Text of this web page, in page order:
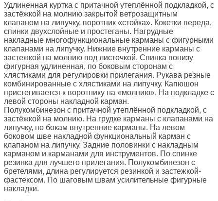
Удлиненная куртка с притачной утеплённой подкладкой, с
застёжкой на молнию закрытой ветрозащитным
клапаном на липучку, воротник «стойка». Кокетки переда,
спинки двухслойные и простеганы. Нагрудные
накладные многофункциональные карманы с фигурными
клапанами на липучку. Нижние внутренние карманы с
застежкой на молнию под листочкой. Спинка понизу
фигурная удлиненная, по боковым сторонам с
хлястиками для регулировки прилегания. Рукава резные
комбинированные с хлястиками на липучку. Капюшон
пристегивается к воротнику на «молнию». На подкладке с
левой стороны накладной карман.
Полукомбинезон с притачной утеплённой подкладкой, с
застёжкой на молнию. На грудке карманы с клапанами на
липучку, по бокам внутренние карманы. На левом
боковом шве накладной функциональный карман с
клапаном на липучку. Задние половинки с накладным
карманом и карманами для инструментов. По спинке
резинка для лучшего прилегания. Полукомбинезон с
бретелями, длина регулируется резинкой и застежкой-
фастексом. По шаговым швам усилительные фигурные
накладки.